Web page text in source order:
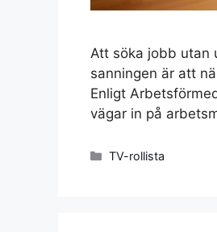
Att söka jobb utan
sanningen är att
Enligt
vägar in på
Kategorier
TV-rollista